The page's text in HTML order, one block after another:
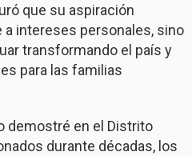
que su aspiración
intereses personales, sino
transformando el país y
para las familias
demostré en el Distrito
durante décadas, los